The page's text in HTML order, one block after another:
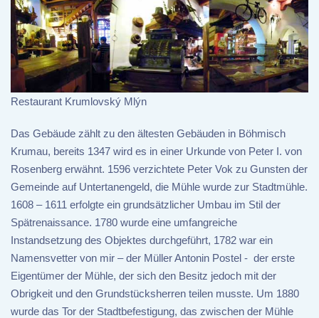
Restaurant Krumlovský Mlýn
Das Gebäude zählt zu den ältesten Gebäuden in Böhmisch
Krumau, bereits 1347 wird es in einer Urkunde von Peter I. von
Rosenberg erwähnt. 1596 verzichtete Peter Vok zu Gunsten der
Gemeinde auf Untertanengeld, die Mühle wurde zur Stadtmühle.
1608 – 1611 erfolgte ein grundsätzlicher Umbau im Stil der
Spätrenaissance. 1780 wurde eine umfangreiche
Instandsetzung des Objektes durchgeführt, 1782 war ein
Namensvetter von mir – der Müller Antonin Postel - der erste
Eigentümer der Mühle, der sich den Besitz jedoch mit der
Obrigkeit und den Grundstücksherren teilen musste. Um 1880
wurde das Tor der Stadtbefestigung, das zwischen der Mühle